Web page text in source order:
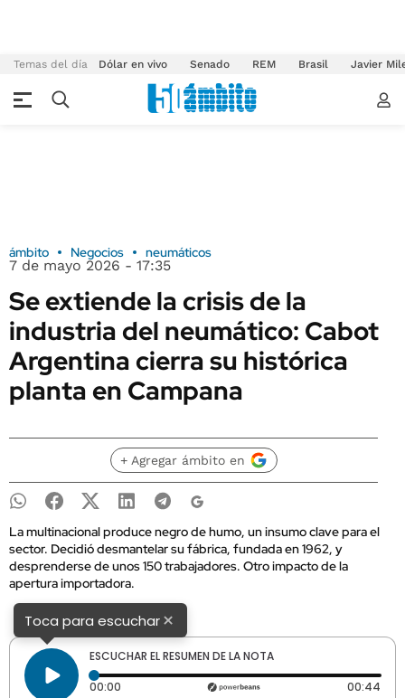
Temas del día Dólar en vivo Senado REM Brasil Javier
ámbito Negocios neumáticos
7 de mayo 2026 - 17:35
Se extiende la crisis de la
industria del neumático: Cabot
Argentina cierra su histórica
planta en Campana
+ Agregar ámbito en
La multinacional produce negro de humo, un insumo clave para el
sector. Decidió desmantelar su fábrica, fundada en 1962, y
desprenderse de unos 150 trabajadores. Otro impacto de la
apertura importadora.
Toca para escuchar×
ESCUCHAR EL RESUMEN DE LA NOTA
00:00 Tiempo transcurrido: 0 segundos 00:44